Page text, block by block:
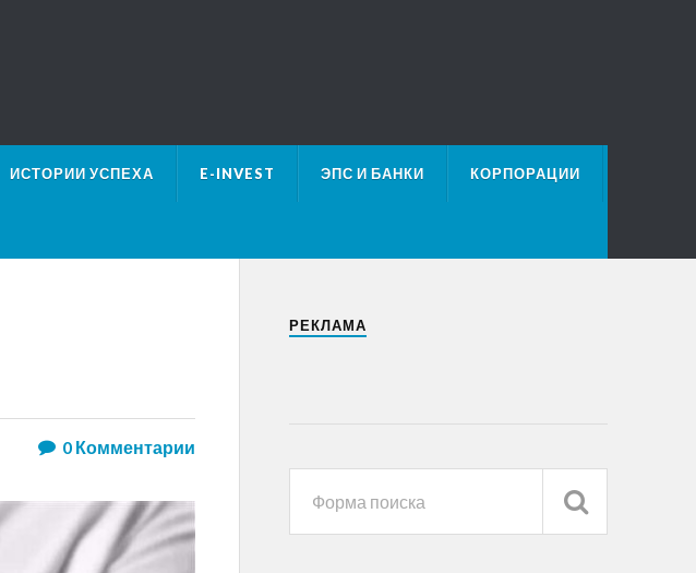
ИСТОРИИ УСПЕХА E-INVEST ЭПС И БАНКИ КОРПОРАЦИИ
0Комментарии
РЕКЛАМА